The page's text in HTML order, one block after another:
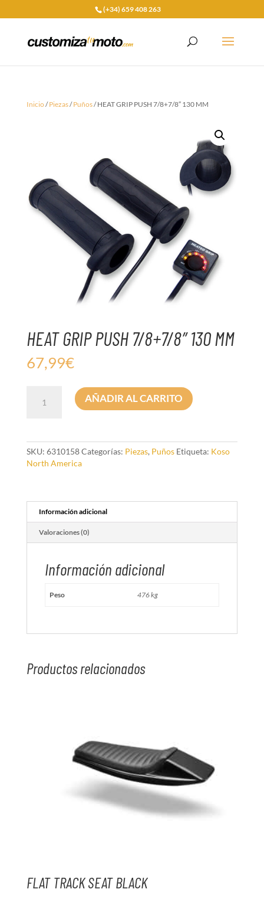
(+34) 659 408 263
Inicio/Piezas/Puños/ HEAT GRIP PUSH 7/8+7/8″ 130 MM
HEAT GRIP PUSH 7/8+7/8″ 130 MM
67,99€
MM
cantidad
AÑADIR AL CARRITO
SKU: 6310158Categorías: Piezas, Puños Etiqueta: Koso
North America
Información adicional
Valoraciones (0)
Información adicional
Peso 476 kg
Productos relacionados
FLAT TRACK SEAT BLACK